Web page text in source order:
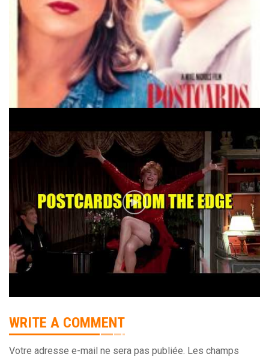
WRITE A COMMENT
Votre adresse e-mail ne sera pas publiée. Les champs